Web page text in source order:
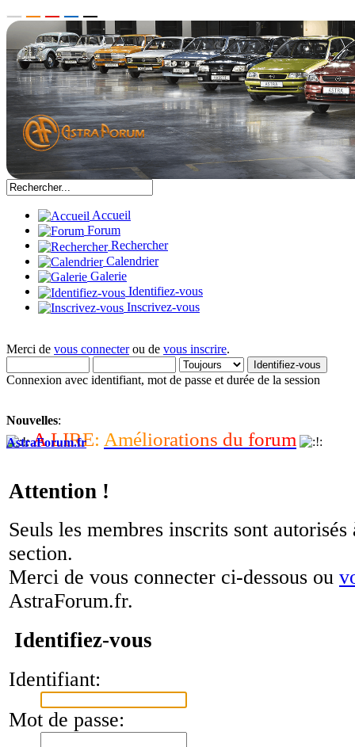
Accueil
Forum
Rechercher
Calendrier
Galerie
Identifiez-vous
Inscrivez-vous
Merci de vous connecterou de vous inscrire.
Connexion avec identifiant, mot de passe et durée de la session
Nouvelles:
A LIRE: Améliorations du forum
AstraForum.fr
Attention !
Seuls les membres inscrits sont autorisés
section.
Merci de vous connecter ci-dessous ou
AstraForum.fr.
Identifiez-vous
Identifiant:
Mot de passe: